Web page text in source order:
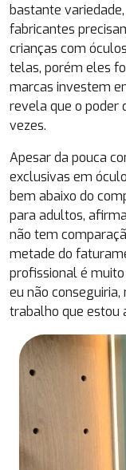
bastante
fabricantes
crianças com
telas, porém eles
marcas investem
revela que o poder
vezes.
Apesar da pouca
exclusivas em
bem abaixo do
para adultos,
não tem
metade do
profissional é
eu não
trabalho que estou